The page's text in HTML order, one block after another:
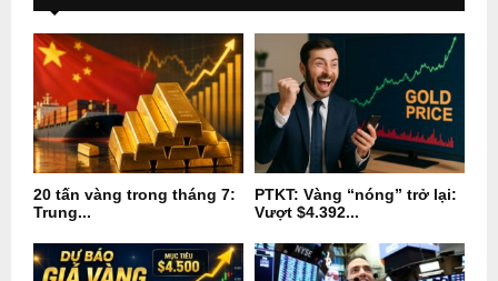
20 tấn vàng trong tháng 7:
Trung...
PTKT: Vàng “nóng” trở lại:
Vượt $4.392...